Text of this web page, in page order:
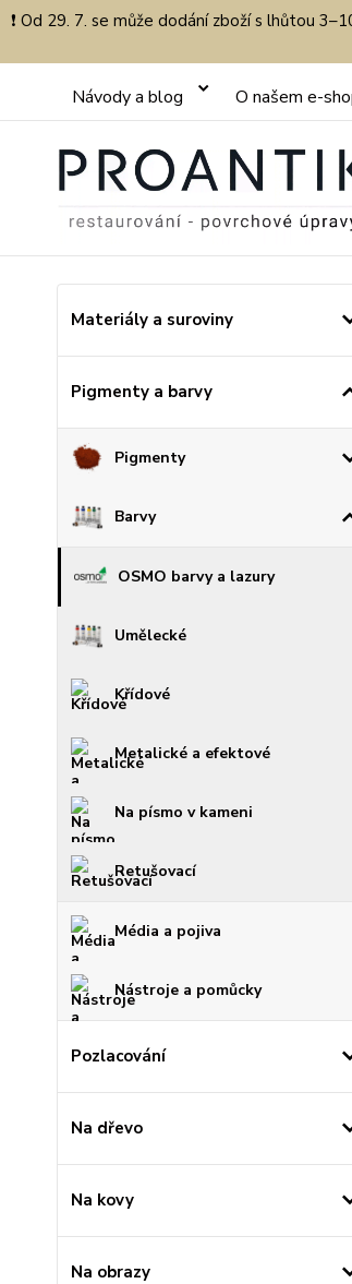
❗ Od 29. 7. se může dodání zboží s lhůtou
Návody a blog O našem e-
Materiály a suroviny
Pigmenty a barvy
Pigmenty
Barvy
OSMO barvy a lazury
Umělecké
Křídové
Metalické a efektové
Na písmo v kameni
Retušovací
Média a pojiva
Nástroje a pomůcky
Pozlacování
Na dřevo
Na kovy
Na obrazy